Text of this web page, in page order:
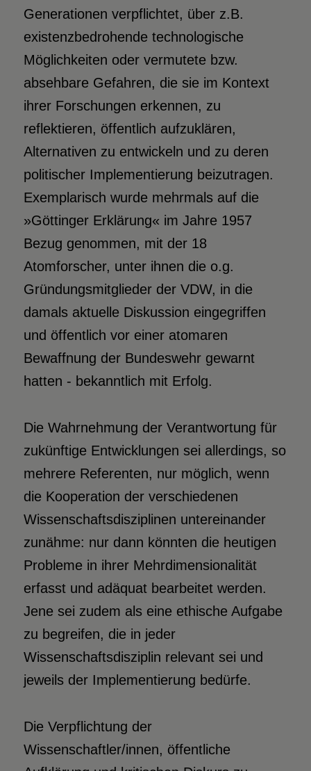
Generationen verpflichtet, über z.B.
existenzbedrohende technologische
Möglichkeiten oder vermutete bzw.
absehbare Gefahren, die sie im Kontext
ihrer Forschungen erkennen, zu
reflektieren, öffentlich aufzuklären,
Alternativen zu entwickeln und zu deren
politischer Implementierung beizutragen.
Exemplarisch wurde mehrmals auf die
»Göttinger Erklärung« im Jahre 1957
Bezug genommen, mit der 18
Atomforscher, unter ihnen die o.g.
Gründungsmitglieder der VDW, in die
damals aktuelle Diskussion eingegriffen
und öffentlich vor einer atomaren
Bewaffnung der Bundeswehr gewarnt
hatten - bekanntlich mit Erfolg.
Die Wahrnehmung der Verantwortung für
zukünftige Entwicklungen sei allerdings, so
mehrere Referenten, nur möglich, wenn
die Kooperation der verschiedenen
Wissenschaftsdisziplinen untereinander
zunähme: nur dann könnten die heutigen
Probleme in ihrer Mehrdimensionalität
erfasst und adäquat bearbeitet werden.
Jene sei zudem als eine ethische Aufgabe
zu begreifen, die in jeder
Wissenschaftsdisziplin relevant sei und
jeweils der Implementierung bedürfe.
Die Verpflichtung der
Wissenschaftler/innen, öffentliche